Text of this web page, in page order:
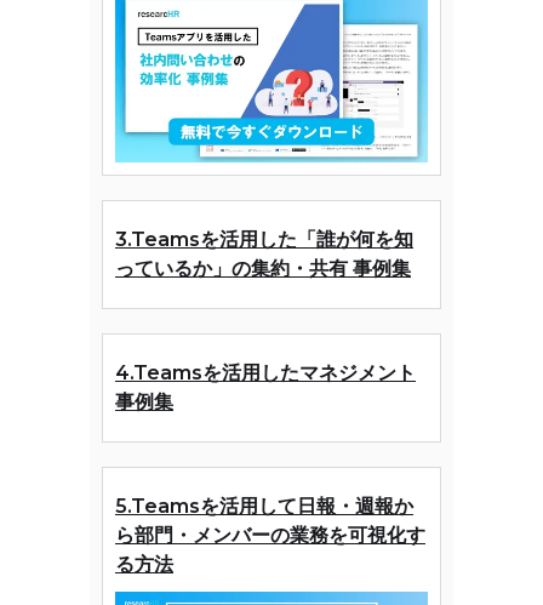
3.Teamsを活用した「誰が何を知
っているか」の集約・共有 事例集
4.Teamsを活用したマネジメント
事例集
5.Teamsを活用して日報・週報か
ら部門・メンバーの業務を可視化す
る方法